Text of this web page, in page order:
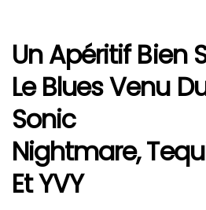
Un Apéritif Bien
Le Blues Venu
Sonic
Nightmare,
EtYVY